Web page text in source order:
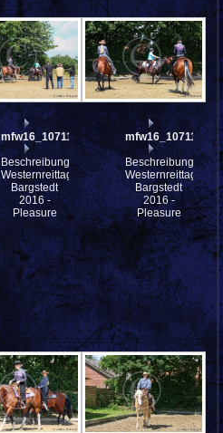
mfw16_107116ww
Beschreibung:
Westernreittage
Bargstedt
2016 -
Pleasure
mfw16_107115ww
Beschreibung:
Westernreittage
Bargstedt
2016 -
Pleasure